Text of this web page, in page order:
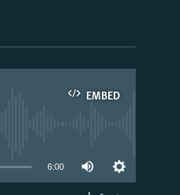
EMBED
6:00